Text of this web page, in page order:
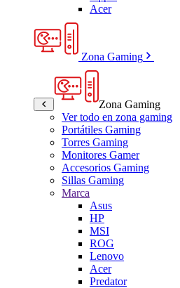
Acer
Zona Gaming
Zona Gaming
Ver todo en zona gaming
Portátiles Gaming
Torres Gaming
Monitores Gamer
Accesorios Gaming
Sillas Gaming
Marca
Asus
HP
MSI
ROG
Lenovo
Acer
Predator